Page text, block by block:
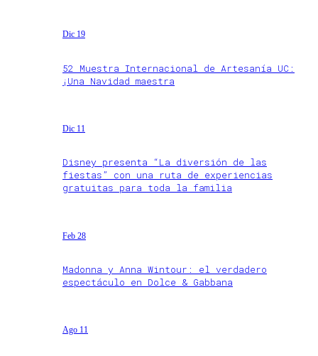
Dic 19
52 Muestra Internacional de Artesanía UC:
¡Una Navidad maestra
Dic 11
Disney presenta “La diversión de las
fiestas” con una ruta de experiencias
gratuitas para toda la familia
Feb 28
Madonna y Anna Wintour: el verdadero
espectáculo en Dolce & Gabbana
Ago 11